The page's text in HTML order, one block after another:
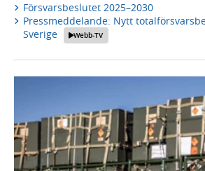
Försvarsbeslutet 2025–2030
Pressmeddelande: Nytt
Sverige
Webb-TV